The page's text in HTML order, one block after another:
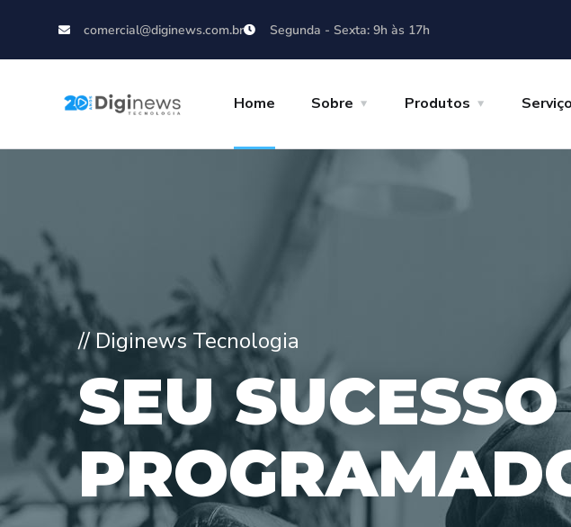
comercial@diginews.com.br Segunda - Sexta: 9h às 17h
Home Sobre Produtos
SEU SUCESSO
PROGRAMAD
// Diginews Tecnologia